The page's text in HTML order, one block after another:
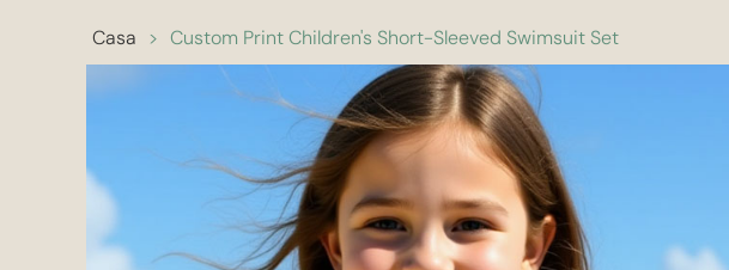
Casa > Custom Print Children's Short-Sleeved Swimsuit Set